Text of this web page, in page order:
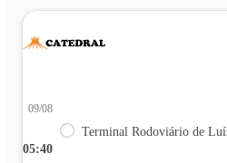
05:40
09/08
Terminal Rodoviário de